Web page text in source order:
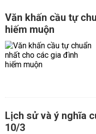
Văn khấn cầu tự
hiếm muộn
Lịch sử và ý nghĩa
10/3